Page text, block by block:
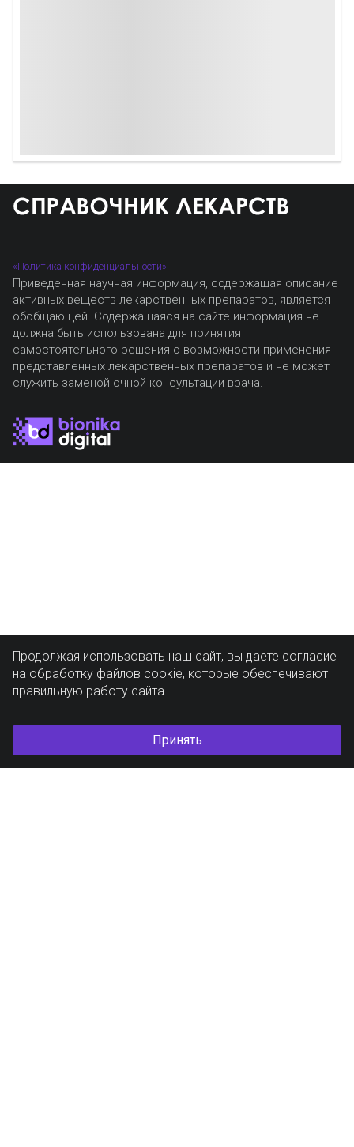
«Политика конфиденциальности»
Приведенная научная информация, содержащая описание
активных веществ лекарственных препаратов, является
обобщающей. Содержащаяся на сайте информация не
должна быть использована для принятия
самостоятельного решения о возможности применения
представленных лекарственных препаратов и не может
служить заменой очной консультации врача.
Продолжая использовать наш сайт, вы даете согласие
на обработку файлов cookie, которые обеспечивают
правильную работу сайта.
Принять